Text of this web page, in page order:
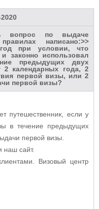
вопрос по выдаче
написано:>>
при условии, что
законно использовал
предыдущих двух
календарных года, 2
первой визы, или 2
первой визы?
путешественник, если у
в течение предыдущих
первой визы.
наш сайт.
Визовый центр